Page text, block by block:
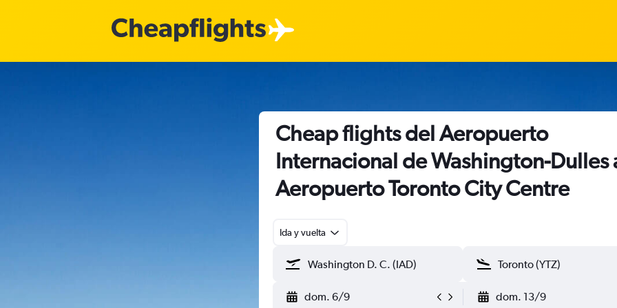
Cheap flights del Aeropuerto
Internacional de Washington-Dulles
Aeropuerto Toronto City Centre
Ida y vuelta
dom. 6/9 dom. 13/9